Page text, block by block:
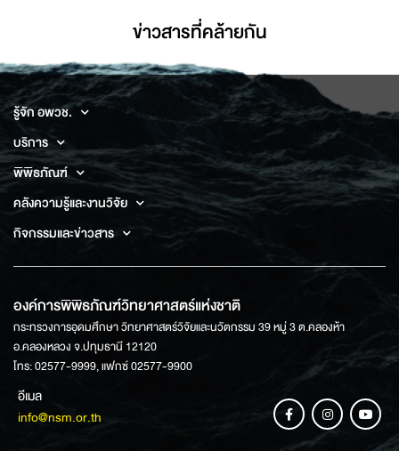
ข่าวสารที่่คล้ายกัน
รู้จัก อพวช.
บริการ
พิพิธภัณฑ์
คลังความรู้และงานวิจัย
กิจกรรมและข่าวสาร
องค์การพิพิธภัณฑ์วิทยาศาสตร์แห่งชาติ
กระทรวงการอุดมศึกษา วิทยาศาสตร์วิจัยและนวัตกรรม 39 หมู่ 3 ต.คลองห้า
อ.คลองหลวง จ.ปทุมธานี 12120
โทร: 02577-9999, แฟกซ์ 02577-9900
อีเมล
info@nsm.or.th